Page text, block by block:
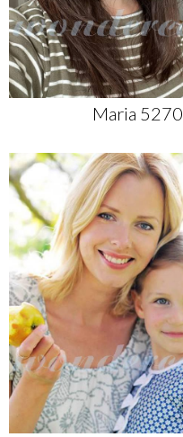
Maria 5270